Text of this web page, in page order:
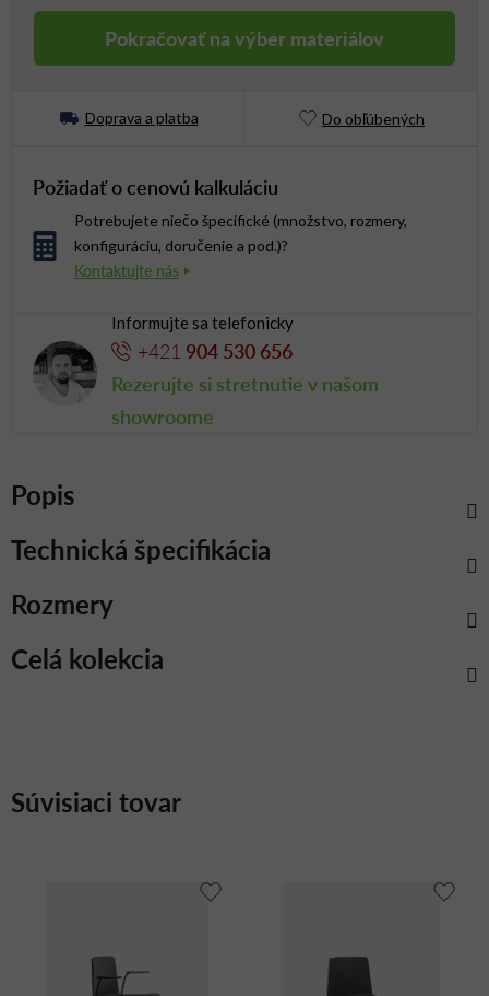
Pokračovať na výber materiálov
Doprava a platba Do obľúbených
Požiadať o cenovú kalkuláciu
Potrebujete niečo špecifické (množstvo, rozmery,
konfiguráciu, doručenie a pod.)?
Informujte sa telefonicky
+421 904 530 656
Rezerujte si stretnutie v našom
showroome
Popis
Celá kolekcia
Rozmery
Technická špecifikácia
Súvisiaci tovar